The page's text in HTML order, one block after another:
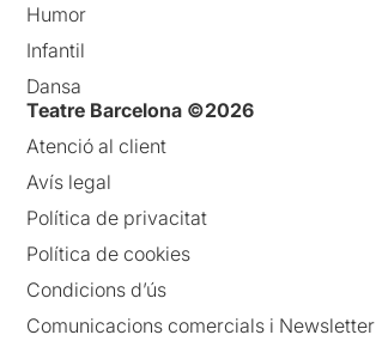
Humor
Infantil
Dansa
Teatre Barcelona ©2026
Atenció al client
Avís legal
Política de privacitat
Política de cookies
Condicions d’ús
Comunicacions comercials i Newsletter